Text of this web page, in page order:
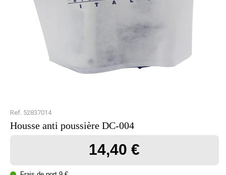
Ref. 52837014
Housse anti poussière DC-004
14,40 €